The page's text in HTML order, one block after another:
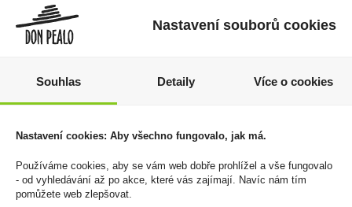
279 Kč
Cena za:1 ks
Skladem:50 - 100 ks
Winston 45g Stand-up
349 Kč
Nastavení souborů cookies
Souhlas Detaily Více o cookies
Nastavení cookies: Aby všechno fungovalo, jak má.
Používáme cookies, aby se vám web dobře prohlížel a vše fungovalo
- od vyhledávání až po akce, které vás zajímají. Navíc nám tím
pomůžete web zlepšovat.